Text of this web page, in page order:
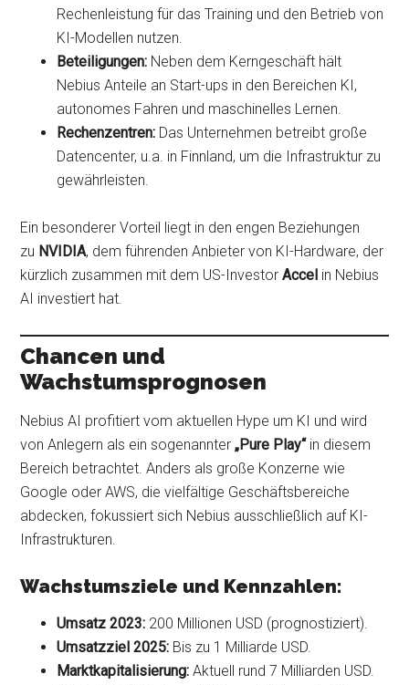
Rechenleistung für das Training und den Betrieb von
KI-Modellen nutzen.
Beteiligungen: Neben dem Kerngeschäft hält
Nebius Anteile an Start-ups in den Bereichen KI,
autonomes Fahren und maschinelles Lernen.
Rechenzentren: Das Unternehmen betreibt große
Datencenter, u.a. in Finnland, um die Infrastruktur zu
gewährleisten.
Ein besonderer Vorteil liegt in den engen Beziehungen
zu NVIDIA, dem führenden Anbieter von KI-Hardware, der
kürzlich zusammen mit dem US-InvestorAccel in Nebius
AI investiert hat.
Chancen und
Wachstumsprognosen
Nebius AI profitiert vom aktuellen Hype um KI und wird
von Anlegern als ein sogenannter„Pure Play“in diesem
Bereich betrachtet. Anders als große Konzerne wie
Google oder AWS, die vielfältige Geschäftsbereiche
abdecken, fokussiert sich Nebius ausschließlich auf KI-
Infrastrukturen.
Wachstumsziele und Kennzahlen:
Umsatz 2023: 200 Millionen USD (prognostiziert).
Umsatzziel 2025: Bis zu 1 Milliarde USD.
Marktkapitalisierung: Aktuell rund 7 Milliarden USD.